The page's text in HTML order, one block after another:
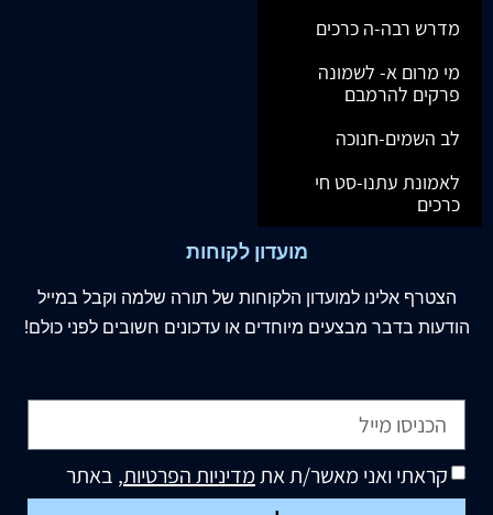
מדרש רבה-ה כרכים
מי מרום א- לשמונה
פרקים להרמבם
לב השמים-חנוכה
לאמונת עתנו-סט חי
כרכים
מועדון לקוחות
הצטרף אלינו למועדון הלקוחות של תורה שלמה וקבל במייל
הודעות בדבר מבצעים מיוחדים או עדכונים חשובים לפני כולם!
קראתי ואני מאשר/ת אתמדיניות הפרטיות, באתר